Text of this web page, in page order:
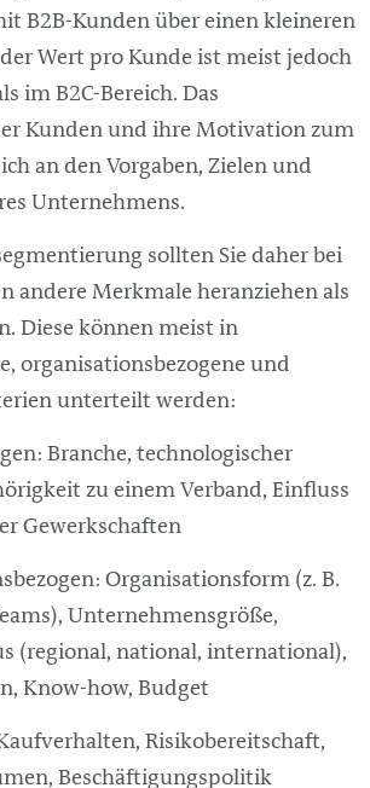
B2B-Kunden über einen kleineren
Wert pro Kunde ist meist jedoch
im B2C-Bereich. Das
Kunden und ihre Motivation zum
an den Vorgaben, Zielen und
Unternehmens.
sollten Sie daher bei
andere Merkmale heranziehen als
Diese können meist in
organisationsbezogene und
unterteilt werden:
Branche, technologischer
zu einem Verband, Einfluss
Gewerkschaften
Organisationsform (z. B.
Unternehmensgröße,
(regional, national, international),
Know-how, Budget
Risikobereitschaft,
Beschäftigungspolitik